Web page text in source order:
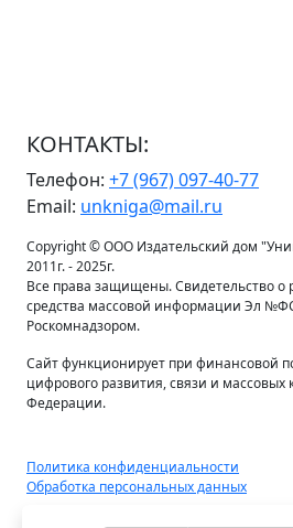
КОНТАКТЫ:
Телефон: +7 (967) 097-40-77
Email: unkniga@mail.ru
Copyright © ООО Издательский дом
2011г. - 2025г.
Все права защищены. Свидетельство о
средства массовой информации Эл
Роскомнадзором.
Сайт функционирует при финансовой
цифрового развития, связи и
Федерации.
Политика конфиденциальности
Обработка персональных данных